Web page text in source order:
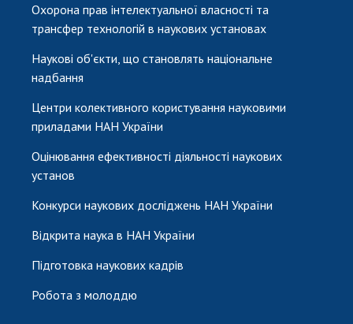
Охорона прав інтелектуальної власності та
трансфер технологій в наукових установах
Наукові об'єкти, що становлять національне
надбання
Центри колективного користування науковими
приладами НАН України
Оцінювання ефективності діяльності наукових
установ
Конкурси наукових досліджень НАН України
Відкрита наука в НАН України
Підготовка наукових кадрів
Робота з молоддю